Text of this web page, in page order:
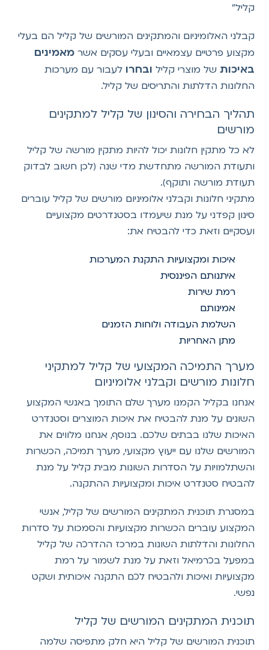
קליל"
קבלני האלומיניום והמתקינים המורשים של קליל הם בעלי
מקצוע פרטיים עצמאיים ובעלי עסקים אשרמאמינים
באיכותשל מוצרי קלילובחרולעבור עם מערכות
החלונות הדלתות והתריסים של קליל.
תהליך הבחירה והסינון של קליל למתקינים
מורשים
לא כל מתקין חלונות יכול להיות מתקין מורשה של קליל
ותעודת המורשה מתחדשת מדי שנה (לכן חשוב לבדוק
תעודת מורשה ותוקף).
מתקיני חלונות וקבלני אלומיניום מורשים של קליל עוברים
סינון קפדני על מנת שיעמדו בסטנדרטים מקצועיים
ועסקיים וזאת כדי להבטיח את:
איכות ומקצועיות התקנת המערכות
איתנותם הפיננסית
רמת שירות
אמינותם
השלמת העבודה ולוחות הזמנים
מתן האחריות
מערך התמיכה המקצועי של קליל למתקיני
חלונות מורשים וקבלני אלומיניום
אנחנו בקליל הקמנו מערך שלם התומך באנשי המקצוע
השונים על מנת להבטיח את איכות המוצרים וסטנדרט
האיכות שלנו בבתים שלכם. בנוסף, אנחנו מלווים את
המורשים שלנו עם ייעוץ מקצועי, מערך תמיכה, הכשרות
והשתלמויות על הסדרות השונות מבית קליל על מנת
להבטיח סטנדרט איכות ומקצועיות ההתקנה.
במסגרת תוכנית המתקינים המורשים של קליל, אנשי
המקצוע עוברים הכשרות מקצועיות והסמכות על סדרות
החלונות והדלתות השונות במרכז ההדרכה של קליל
במפעל בכרמיאל וזאת על מנת לשמור על רמת
מקצועיות ואיכות ולהבטיח לכם התקנה איכותית ושקט
נפשי.
תוכנית המתקינים המורשים של קליל
תוכנית המורשים של קליל היא חלק מתפיסה שלמה